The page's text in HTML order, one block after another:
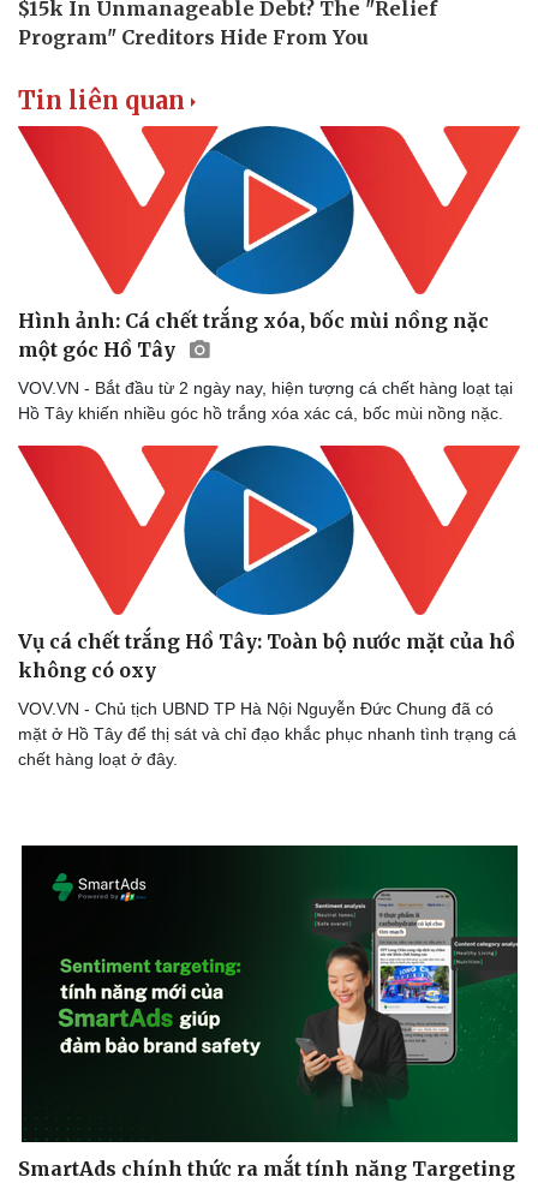
Doanh nghiệp
Thông tin doanh nghiệp
Doanh nghiệp 24h
Doanh nhân
Vì cộng đồng
Sành điệu
Tin Công nghệ
Trải nghiệm
Chuyển đổi số
Tin liên quan
Hình ảnh: Cá chết trắng xóa, bốc mùi nồng nặc
một góc Hồ Tây
VOV.VN - Bắt đầu từ 2 ngày nay, hiện tượng cá chết hàng loạt tại
Hồ Tây khiến nhiều góc hồ trắng xóa xác cá, bốc mùi nồng nặc.
Vụ cá chết trắng Hồ Tây: Toàn bộ nước mặt của hồ
không có oxy
VOV.VN - Chủ tịch UBND TP Hà Nội Nguyễn Đức Chung đã có
mặt ở Hồ Tây để thị sát và chỉ đạo khắc phục nhanh tình trạng cá
chết hàng loạt ở đây.
SmartAds chính thức ra mắt tính năng Targeting